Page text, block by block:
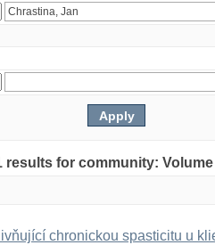
results for community:
chronickou spasticitu u